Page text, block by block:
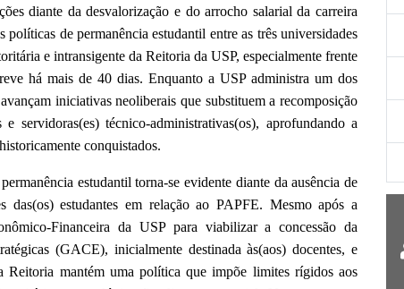
diante da desvalorização e do arrocho salarial da carreira
políticas de permanência estudantil entre as três universidades
e intransigente da Reitoria da USP, especialmente frente
há mais de 40 dias. Enquanto a USP administra um dos
iniciativas neoliberais que substituem a recomposição
servidoras(es) técnico-administrativas(os), aprofundando a
conquistados.
estudantil torna-se evidente diante da ausência de
das(os) estudantes em relação ao PAPFE. Mesmo após a
Financeira da USP para viabilizar a concessão da
(GACE), inicialmente destinada às(aos) docentes, e
Reitoria mantém uma política que impõe limites rígidos aos